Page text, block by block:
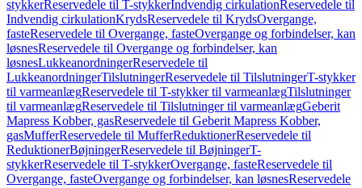
stykkerReservedele til T-stykkerIndvendig cirkulationReservedele til
Indvendig cirkulationKrydsReservedele til KrydsOvergange,
fasteReservedele til Overgange, fasteOvergange og forbindelser, kan
løsnesReservedele til Overgange og forbindelser, kan
løsnesLukkeanordningerReservedele til
LukkeanordningerTilslutningerReservedele til TilslutningerT-stykker
til varmeanlægReservedele til T-stykker til varmeanlægTilslutninger
til varmeanlægReservedele til Tilslutninger til varmeanlægGeberit
Mapress Kobber, gasReservedele til Geberit Mapress Kobber,
gasMufferReservedele til MufferReduktionerReservedele til
ReduktionerBøjningerReservedele til BøjningerT-
stykkerReservedele til T-stykkerOvergange, fasteReservedele til
Overgange, fasteOvergange og forbindelser, kan løsnesReservedele